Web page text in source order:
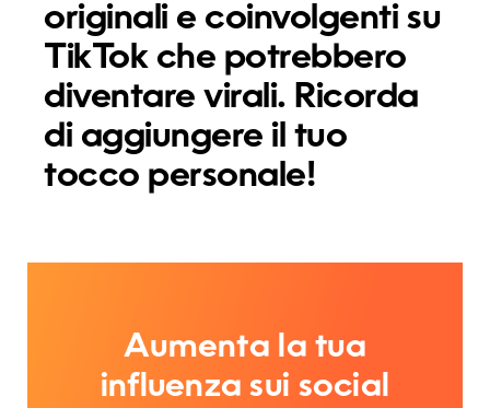
originali e coinvolgenti su
TikTok che potrebbero
diventare virali. Ricorda
di aggiungere il tuo
tocco personale!
Aumenta la tua
influenza sui social